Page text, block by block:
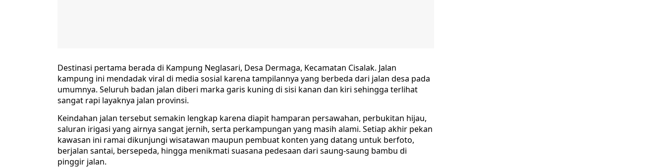
Destinasi pertama berada di Kampung Neglasari, Desa Dermaga, Kecamatan Cisalak. Jalan
kampung ini mendadak viral di media sosial karena tampilannya yang berbeda dari jalan desa pada
umumnya. Seluruh badan jalan diberi marka garis kuning di sisi kanan dan kiri sehingga terlihat
sangat rapi layaknya jalan provinsi.
Keindahan jalan tersebut semakin lengkap karena diapit hamparan persawahan, perbukitan hijau,
saluran irigasi yang airnya sangat jernih, serta perkampungan yang masih alami. Setiap akhir pekan
kawasan ini ramai dikunjungi wisatawan maupun pembuat konten yang datang untuk berfoto,
berjalan santai, bersepeda, hingga menikmati suasana pedesaan dari saung-saung bambu di
pinggir jalan.